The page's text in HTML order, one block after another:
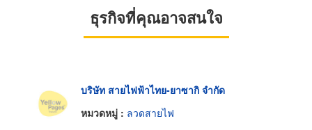
ธุรกิจที่คุณอาจสนใจ
บริษัท สายไฟฟ้าไทย-ยาซากิ จำกัด
หมวดหมู่ : ลวดสายไฟ